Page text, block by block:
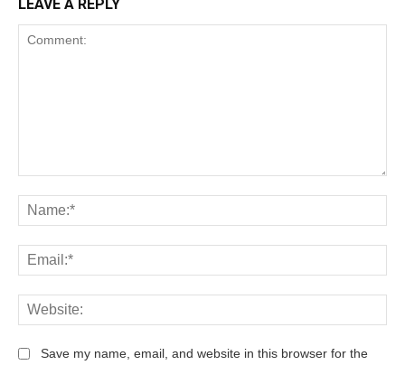
LEAVE A REPLY
Save my name, email, and website in this browser for the